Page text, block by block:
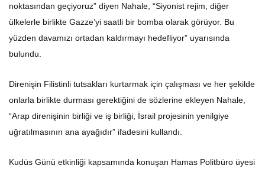
noktasından geçiyoruz” diyen Nahale, “Siyonist rejim, diğer
ülkelerle birlikte Gazze’yi saatli bir bomba olarak görüyor. Bu
yüzden davamızı ortadan kaldırmayı hedefliyor” uyarısında
bulundu.
Direnişin Filistinli tutsakları kurtarmak için çalışması ve her şekilde
onlarla birlikte durması gerektiğini de sözlerine ekleyen Nahale,
“Arap direnişinin birliği ve iş birliği, İsrail projesinin yenilgiye
uğratılmasının ana ayağıdır” ifadesini kullandı.
Kudüs Günü etkinliği kapsamında konuşan Hamas Politbüro üyesi